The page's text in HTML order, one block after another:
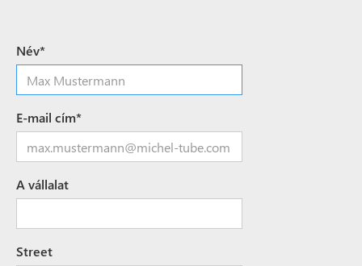
Név*
E-mail cím*
A vállalat
Street